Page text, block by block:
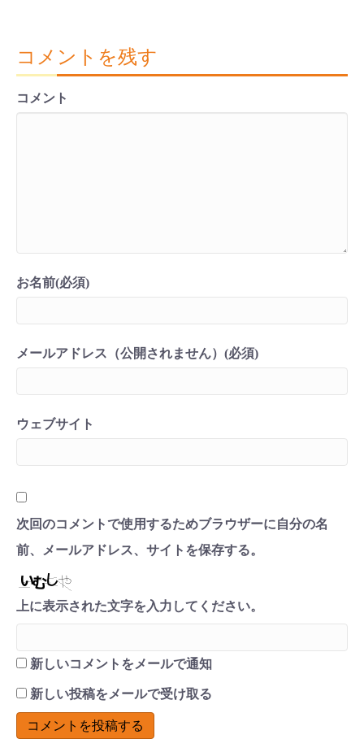
コメントを残す
コメント
お名前(必須)
メールアドレス（公開されません）(必須)
ウェブサイト
次回のコメントで使用するためブラウザーに自分の名
前、メールアドレス、サイトを保存する。
上に表示された文字を入力してください。
新しいコメントをメールで通知
新しい投稿をメールで受け取る